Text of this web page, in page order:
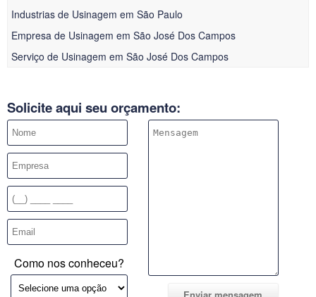
Industrias de Usinagem em São Paulo
Empresa de Usinagem em São José Dos Campos
Serviço de Usinagem em São José Dos Campos
Solicite aqui seu orçamento:
Como nos conheceu?